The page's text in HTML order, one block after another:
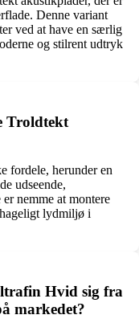
Denne variant
ved at have en særlig
og stilrent udtryk
Troldtekt
fordele, herunder en
udseende,
nemme at montere
lydmiljø i
Hvid sig fra
markedet?